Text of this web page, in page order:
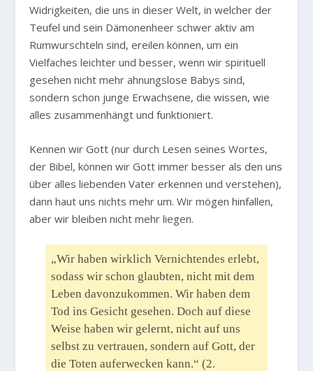
Widrigkeiten, die uns in dieser Welt, in welcher der
Teufel und sein Dämonenheer schwer aktiv am
Rumwurschteln sind, ereilen können, um ein
Vielfaches leichter und besser, wenn wir spirituell
gesehen nicht mehr ahnungslose Babys sind,
sondern schon junge Erwachsene, die wissen, wie
alles zusammenhängt und funktioniert.
Kennen wir Gott (nur durch Lesen seines Wortes,
der Bibel, können wir Gott immer besser als den uns
über alles liebenden Vater erkennen und verstehen),
dann haut uns nichts mehr um. Wir mögen hinfallen,
aber wir bleiben nicht mehr liegen.
„Wir haben wirklich Vernichtendes erlebt,
sodass wir schon glaubten, nicht mit dem
Leben davonzukommen. Wir haben dem
Tod ins Gesicht gesehen. Doch auf diese
Weise haben wir gelernt, nicht auf uns
selbst zu vertrauen, sondern auf Gott, der
die Toten auferwecken kann.“ (2.